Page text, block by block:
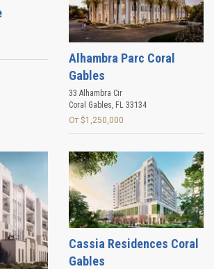
Alhambra Parc Coral
Gables
33 Alhambra Cir
Coral Gables, FL 33134
От $1,250,000
Cassia Residences Coral
Gables